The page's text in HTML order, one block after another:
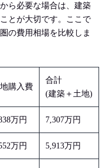
ら必要な場合は、建築
とが大切です。ここで
の費用相場を比較しま
購入費
合計
(建築＋土地)
万円 7,307万円
万円 5,913万円